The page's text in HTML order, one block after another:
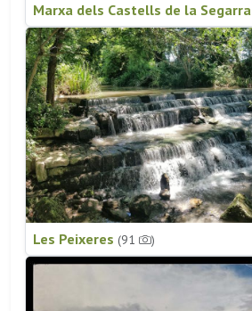
Marxa dels Castells de la Segarra
Les Peixeres (91 )